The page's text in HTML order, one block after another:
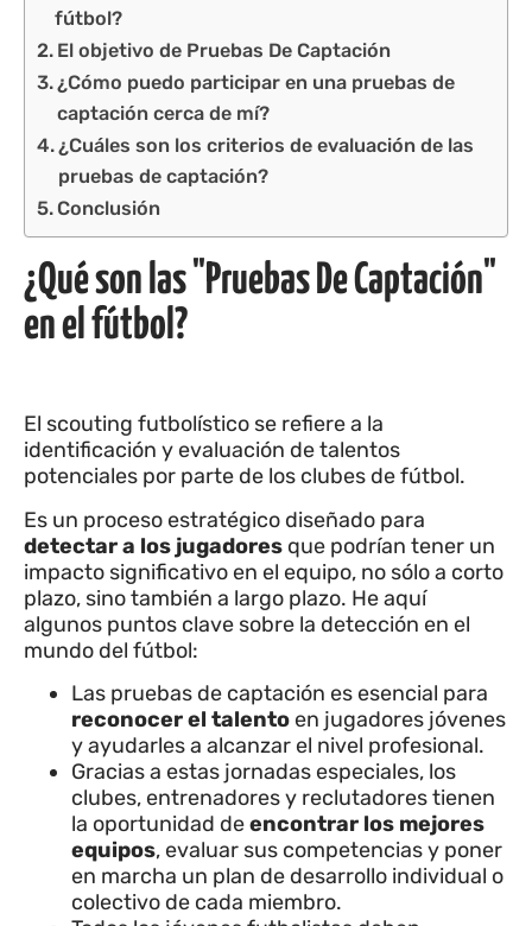
fútbol?
El objetivo de Pruebas De Captación
¿Cómo puedo participar en una pruebas de
captación cerca de mí?
¿Cuáles son los criterios de evaluación de las
pruebas de captación?
Conclusión
¿Qué son las "Pruebas De Captación"
en el fútbol?
El scouting futbolístico se refiere a la
identificación y evaluación de talentos
potenciales por parte de los clubes de fútbol.
Es un proceso estratégico diseñado para
detectar a los jugadores que podrían tener un
impacto significativo en el equipo, no sólo a corto
plazo, sino también a largo plazo. He aquí
algunos puntos clave sobre la detección en el
mundo del fútbol:
Las pruebas de captación es esencial para
reconocer el talento en jugadores jóvenes
y ayudarles a alcanzar el nivel profesional.
Gracias a estas jornadas especiales, los
clubes, entrenadores y reclutadores tienen
la oportunidad deencontrar los mejores
equipos, evaluar sus competencias y poner
en marcha un plan de desarrollo individual o
colectivo de cada miembro.